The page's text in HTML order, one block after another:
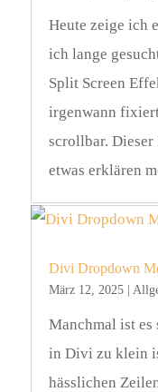
Heute zeige ich
ich lange
Split Screen
irgenwann
scrollbar.
etwas erklären
Divi Dropdown
März 12, 2025|
Manchmal ist es
in Divi zu klein
hässlichen